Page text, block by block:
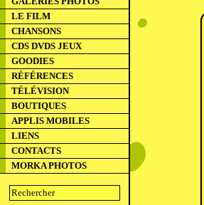
LE FILM
CHANSONS
CDS DVDS JEUX
GOODIES
RÉFÉRENCES
TÉLÉVISION
BOUTIQUES
APPLIS MOBILES
LIENS
CONTACTS
MORKA PHOTOS